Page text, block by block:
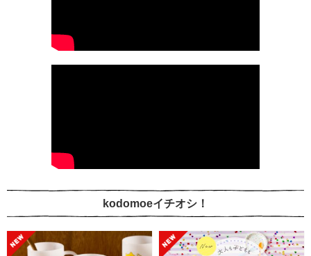
kodomoeイチオシ！